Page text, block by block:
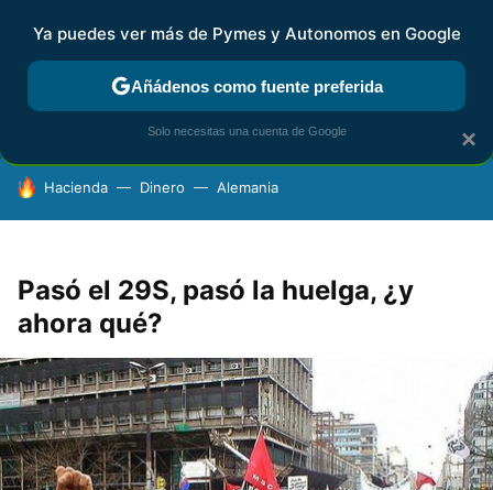
FISCALIDAD Y CONTABILIDAD KIT DIGITAL RENTA
HOY SE HABLA DE
Hacienda Dinero Alemania
Pasó el 29S, pasó la huelga, ¿y
ahora qué?
×
Ya puedes ver más de Pymes y Autonomos en Google
Añádenos como fuente preferida
Solo necesitas una cuenta de Google